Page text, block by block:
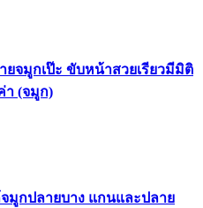
จมูกเป๊ะ ขับหน้าสวยเรียวมีมิติ
า (จมูก)
มูกปลายบาง แกนและปลาย